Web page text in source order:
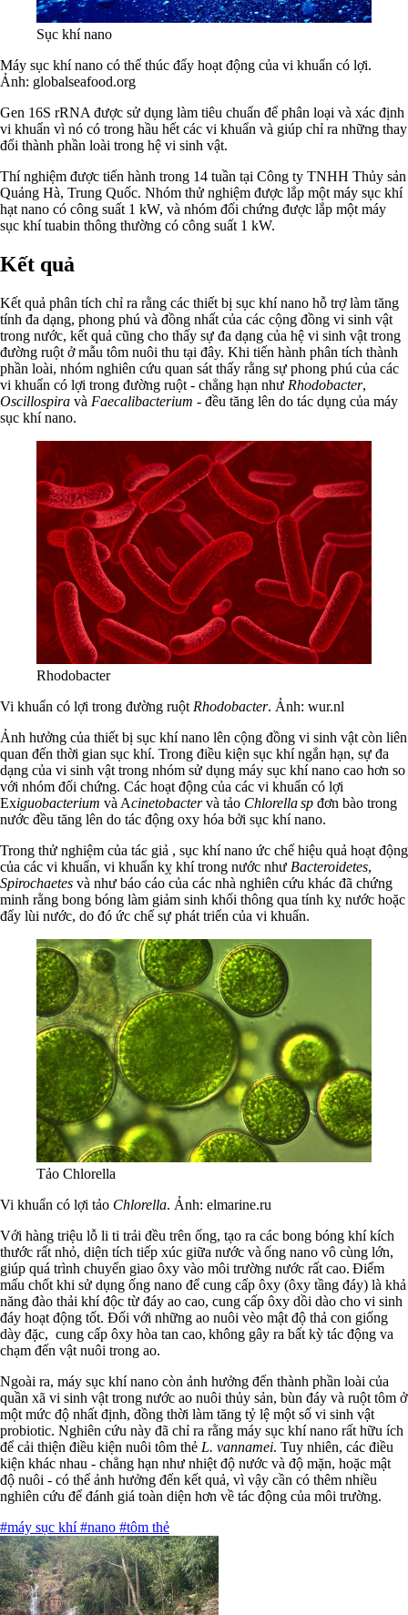
Sục khí nano
Máy sục khí nano có thể thúc đẩy hoạt động của vi khuẩn có lợi.
Ảnh: globalseafood.org
Gen 16S rRNA được sử dụng làm tiêu chuẩn để phân loại và xác định
vi khuẩn vì nó có trong hầu hết các vi khuẩn và giúp chỉ ra những thay
đổi thành phần loài trong hệ vi sinh vật.
Thí nghiệm được tiến hành trong 14 tuần tại Công ty TNHH Thủy sản
Quảng Hà, Trung Quốc. Nhóm thử nghiệm được lắp một máy sục khí
hạt nano có công suất 1 kW, và nhóm đối chứng được lắp một máy
sục khí tuabin thông thường có công suất 1 kW.
Kết quả
Kết quả phân tích chỉ ra rằng các thiết bị sục khí nano hỗ trợ làm tăng
tính đa dạng, phong phú và đồng nhất của các cộng đồng vi sinh vật
trong nước, kết quả cũng cho thấy sự đa dạng của hệ vi sinh vật trong
đường ruột ở mẫu tôm nuôi thu tại đây. Khi tiến hành phân tích thành
phần loài, nhóm nghiên cứu quan sát thấy rằng sự phong phú của các
vi khuẩn có lợi trong đường ruột - chẳng hạn như Rhodobacter,
Oscillospira và Faecalibacterium - đều tăng lên do tác dụng của máy
sục khí nano.
Rhodobacter
Vi khuẩn có lợi trong đường ruột Rhodobacter. Ảnh: wur.nl
Ảnh hưởng của thiết bị sục khí nano lên cộng đồng vi sinh vật còn liên
quan đến thời gian sục khí. Trong điều kiện sục khí ngắn hạn, sự đa
dạng của vi sinh vật trong nhóm sử dụng máy sục khí nano cao hơn so
với nhóm đối chứng. Các hoạt động của các vi khuẩn có lợi
Exiguobacterium và Acinetobactervà tảo Chlorella sp đơn bào trong
nước đều tăng lên do tác động oxy hóa bởi sục khí nano.
Trong thử nghiệm của tác giả , sục khí nano ức chế hiệu quả hoạt động
của các vi khuẩn, vi khuẩn kỵ khí trong nước như Bacteroidetes,
Spirochaetes và như báo cáo của các nhà nghiên cứu khác đã chứng
minh rằng bong bóng làm giảm sinh khối thông qua tính kỵ nước hoặc
đẩy lùi nước, do đó ức chế sự phát triển của vi khuẩn.
Tảo Chlorella
Vi khuẩn có lợi tảo Chlorella. Ảnh: elmarine.ru
Với hàng triệu lỗ li ti trải đều trên ống, tạo ra các bong bóng khí kích
thước rất nhỏ, diện tích tiếp xúc giữa nước và ống nano vô cùng lớn,
giúp quá trình chuyển giao ôxy vào môi trường nước rất cao. Điểm
mấu chốt khi sử dụng ống nano để cung cấp ôxy (ôxy tầng đáy) là khả
năng đào thải khí độc từ đáy ao cao, cung cấp ôxy dồi dào cho vi sinh
đáy hoạt động tốt. Đối với những ao nuôi vèo mật độ thả con giống
dày đặc, cung cấp ôxy hòa tan cao, không gây ra bất kỳ tác động va
chạm đến vật nuôi trong ao.
Ngoài ra, máy sục khí nano còn ảnh hưởng đến thành phần loài của
quần xã vi sinh vật trong nước ao nuôi thủy sản, bùn đáy và ruột tôm ở
một mức độ nhất định, đồng thời làm tăng tỷ lệ một số vi sinh vật
probiotic. Nghiên cứu này đã chỉ ra rằng máy sục khí nano rất hữu ích
để cải thiện điều kiện nuôi tôm thẻ L. vannamei. Tuy nhiên, các điều
kiện khác nhau - chẳng hạn như nhiệt độ nước và độ mặn, hoặc mật
độ nuôi - có thể ảnh hưởng đến kết quả, vì vậy cần có thêm nhiều
nghiên cứu để đánh giá toàn diện hơn về tác động của môi trường.
#máy sục khí#nano #tôm thẻ